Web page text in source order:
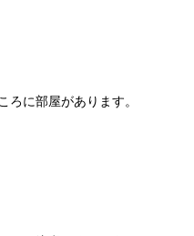
に部屋があります。